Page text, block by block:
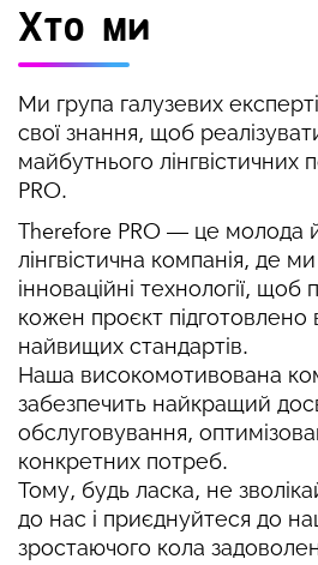
Хто ми
Ми група галузевих
свої знання, щоб
майбутнього
PRO.
Therefore PRO — це молода
лінгвістична компанія, де
інноваційні технології,
кожен проєкт підготовлено
найвищих стандартів.
Наша високомотивована
забезпечить найкращий
обслуговування,
конкретних потреб.
Тому, будь ласка, не
до нас і приєднуйтеся до
зростаючого кола